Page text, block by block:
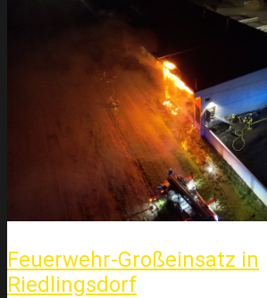
Feuerwehr-Großeinsatz in
Riedlingsdorf